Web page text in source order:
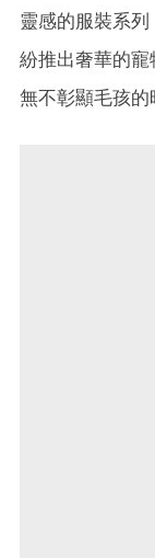
靈感的服裝系
紛推出奢華的寵
無不彰顯毛孩的